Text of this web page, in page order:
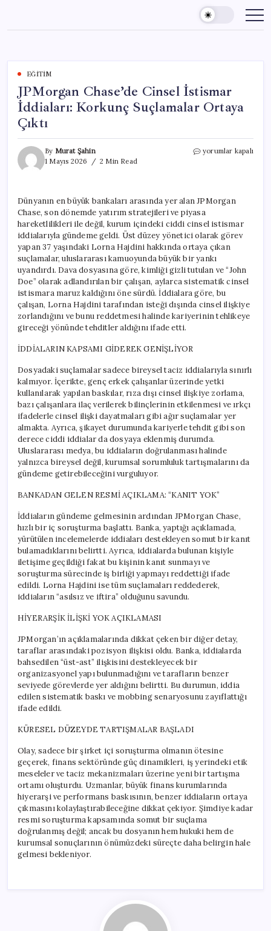
content
EĞITIM
JPMorgan Chase’de Cinsel İstismar
İddiaları: Korkunç Suçlamalar Ortaya
Çıktı
By Murat Şahin
1 Mayıs 2026
2 Min Read
JPMorgan
Korkunç
Suçlamalar
Ortaya
Çıktı
yorumlar kapalı
Dünyanın en büyük bankaları arasında yer alan JPMorgan
Chase, son dönemde yatırım stratejileri ve piyasa
hareketlilikleri ile değil, kurum içindeki ciddi cinsel istismar
iddialarıyla gündeme geldi. Üst düzey yönetici olarak görev
yapan 37 yaşındaki Lorna Hajdini hakkında ortaya çıkan
suçlamalar, uluslararası kamuoyunda büyük bir yankı
uyandırdı. Dava dosyasına göre, kimliği gizli tutulan ve “John
Doe” olarak adlandırılan bir çalışan, aylarca sistematik cinsel
istismara maruz kaldığını öne sürdü. İddialara göre, bu
çalışan, Lorna Hajdini tarafından isteği dışında cinsel ilişkiye
zorlandığını ve bunu reddetmesi halinde kariyerinin tehlikeye
gireceği yönünde tehditler aldığını ifade etti.
İDDİALARIN KAPSAMI GİDEREK GENİŞLİYOR
Dosyadaki suçlamalar sadece bireysel taciz iddialarıyla sınırlı
kalmıyor. İçerikte, genç erkek çalışanlar üzerinde yetki
kullanılarak yapılan baskılar, rıza dışı cinsel ilişkiye zorlama,
bazı çalışanlara ilaç verilerek bilinçlerinin etkilenmesi ve ırkçı
ifadelerle cinsel ilişki dayatmaları gibi ağır suçlamalar yer
almakta. Ayrıca, şikayet durumunda kariyerle tehdit gibi son
derece ciddi iddialar da dosyaya eklenmiş durumda.
Uluslararası medya, bu iddiaların doğrulanması halinde
yalnızca bireysel değil, kurumsal sorumluluk tartışmalarını da
gündeme getirebileceğini vurguluyor.
BANKADAN GELEN RESMİ AÇIKLAMA: “KANIT YOK”
İddiaların gündeme gelmesinin ardından JPMorgan Chase,
hızlı bir iç soruşturma başlattı. Banka, yaptığı açıklamada,
yürütülen incelemelerde iddiaları destekleyen somut bir kanıt
bulamadıklarını belirtti. Ayrıca, iddialarda bulunan kişiyle
iletişime geçildiği fakat bu kişinin kanıt sunmayı ve
soruşturma sürecinde iş birliği yapmayı reddettiği ifade
edildi. Lorna Hajdini ise tüm suçlamaları reddederek,
iddiaların “asılsız ve iftira” olduğunu savundu.
HİYERARŞİK İLİŞKİ YOK AÇIKLAMASI
JPMorgan’ın açıklamalarında dikkat çeken bir diğer detay,
taraflar arasındaki pozisyon ilişkisi oldu. Banka, iddialarda
bahsedilen “üst-ast” ilişkisini destekleyecek bir
organizasyonel yapı bulunmadığını ve tarafların benzer
seviyede görevlerde yer aldığını belirtti. Bu durumun, iddia
edilen sistematik baskı ve mobbing senaryosunu zayıflattığı
ifade edildi.
KÜRESEL DÜZEYDE TARTIŞMALAR BAŞLADI
Olay, sadece bir şirket içi soruşturma olmanın ötesine
geçerek, finans sektöründe güç dinamikleri, iş yerindeki etik
meseleler ve taciz mekanizmaları üzerine yeni bir tartışma
ortamı oluşturdu. Uzmanlar, büyük finans kurumlarında
hiyerarşi ve performans baskısının, benzer iddiaların ortaya
çıkmasını kolaylaştırabileceğine dikkat çekiyor. Şimdiye kadar
resmi soruşturma kapsamında somut bir suçlama
doğrulanmış değil; ancak bu dosyanın hem hukuki hem de
kurumsal sonuçlarının önümüzdeki süreçte daha belirgin hale
gelmesi bekleniyor.